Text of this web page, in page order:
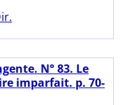
N° 83. Le
imparfait. p. 70-